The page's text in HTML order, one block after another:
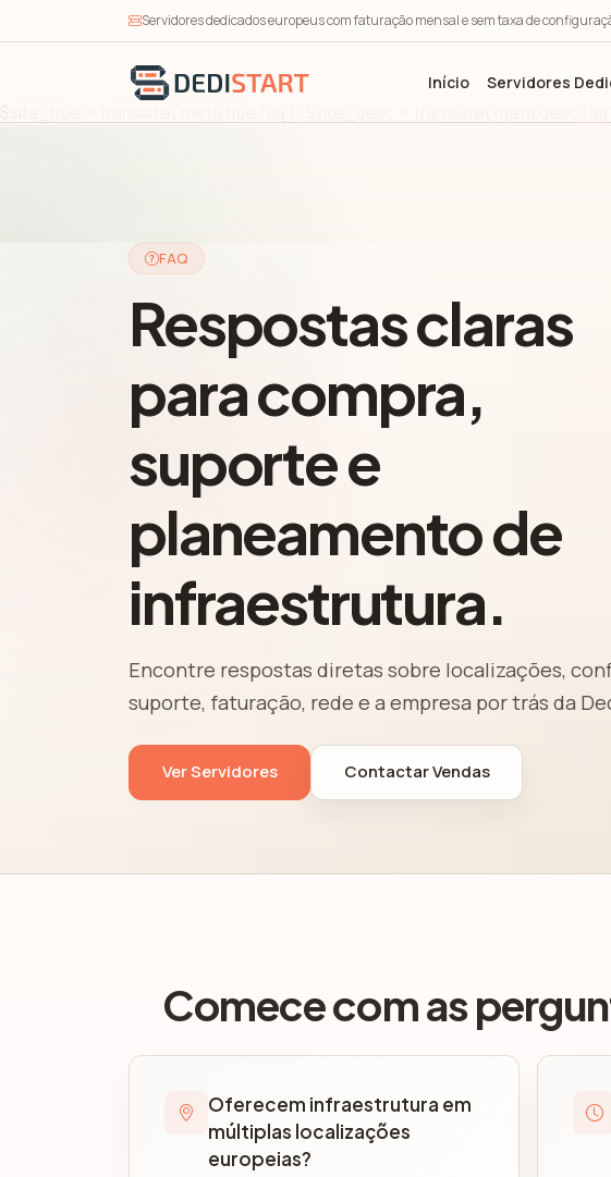
Servidores dedicados europeus com faturação mensal e sem taxa de
Início Servidores
FAQ
Respostas claras
para compra,
suporte e
planeamento de
infraestrutura.
Encontre respostas diretas sobre localizações,
suporte, faturação, rede e a empresa por trás da
Ver Servidores Contactar Vendas
Comece com as
Oferecem infraestrutura em
múltiplas localizações
europeias?